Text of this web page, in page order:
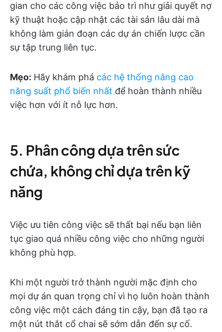
gian cho các công việc bảo trì như giải quyết nợ
kỹ thuật hoặc cập nhật các tài sản lâu dài mà
không làm gián đoạn các dự án chiến lược cần
sự tập trung liên tục.
Mẹo: Hãy khám phá các hệ thống nâng cao
năng suất phổ biến nhất để hoàn thành nhiều
việc hơn với ít nỗ lực hơn.
5. Phân công dựa trên sức
chứa, không chỉ dựa trên kỹ
năng
Việc ưu tiên công việc sẽ thất bại nếu bạn liên
tục giao quá nhiều công việc cho những người
không phù hợp.
Khi một người trở thành người mặc định cho
mọi dự án quan trọng chỉ vì họ luôn hoàn thành
công việc một cách đáng tin cậy, bạn đã tạo ra
một nút thắt cổ chai sẽ sớm dẫn đến sự cố.